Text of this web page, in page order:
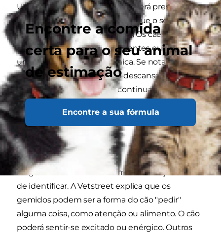
Encontre a comida
certa para o seu animal
de estimação
Encontre a sua fórmula
Um arfar pesado é algo que deverá prestar
atenção. Constitui um sinal de que o seu cão
pode estar com um problema. Os cães arfam
quando estão demasiado quentes ou sofrem de
um trauma ou doença crónica. Se notar que o
seu cão está a arfar, deixe-o descansar e tente
mantê-lo fresco. Se o arfar continuar por muito
tempo, ligue ao veterinário para marcar um
check-up de modo a excluir problemas de
saúde subjacentes.
Gemer
Os gemidos constituem uma vocalização difícil
de identificar. A Vetstreet explica que os
gemidos podem ser a forma do cão "pedir"
alguma coisa, como atenção ou alimento. O cão
poderá sentir-se excitado ou enérgico. Outros